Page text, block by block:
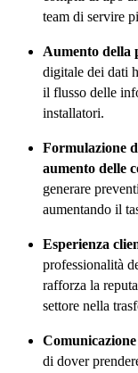
team di servire
Aumento della
digitale dei dati
il flusso delle
installatori.
Formulazione
aumento delle
generare
aumentando il
Esperienza
professionalità
rafforza la
settore nella
di dover